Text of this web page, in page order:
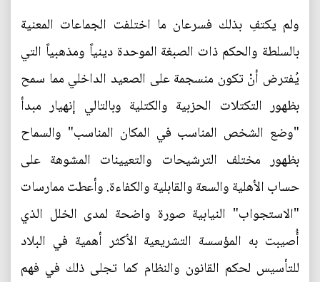
ولم يكتفِ بذلك فسرعان ما اختلفت الجماعات المعنية
بالسلطة والحكم ذات الصبغة الموحدة دينياً ومذهبياً التي
يُفترض أنْ تكون منسجمة على الصعيد الداخلي مما سمح
بظهور التكتلات الحزبية والكتلية وبالتالي إنهيار مبدأ
"وضع الشخص المناسب في المكان المناسب" والسماح
بظهور مختلف الترشيحات والتعيينات المشوهة على
حساب الأهلية والسعة والقابلية والكفاءة. وأعطت ممارسات
"الاستجواب" النيابية صورة واضحة لمدى الخلل الذي
أُصيبت به المؤسسة التشريعية الأكثر أهمية في البلاد
للتأسيس لحكم القانون والنظام كما تجلى ذلك في فهم